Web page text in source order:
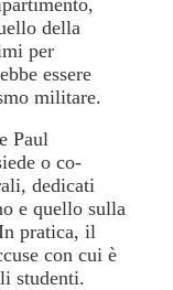
della
per
essere
militare.
Paul
o co-
dedicati
e quello sulla
pratica, il
con cui è
studenti.